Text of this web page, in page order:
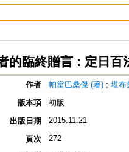
的臨終贈言 : 定日百
作者 帕當巴桑傑 (著) ; 堪布
版本項
初版
出版日期
2015.11.21
頁次 272